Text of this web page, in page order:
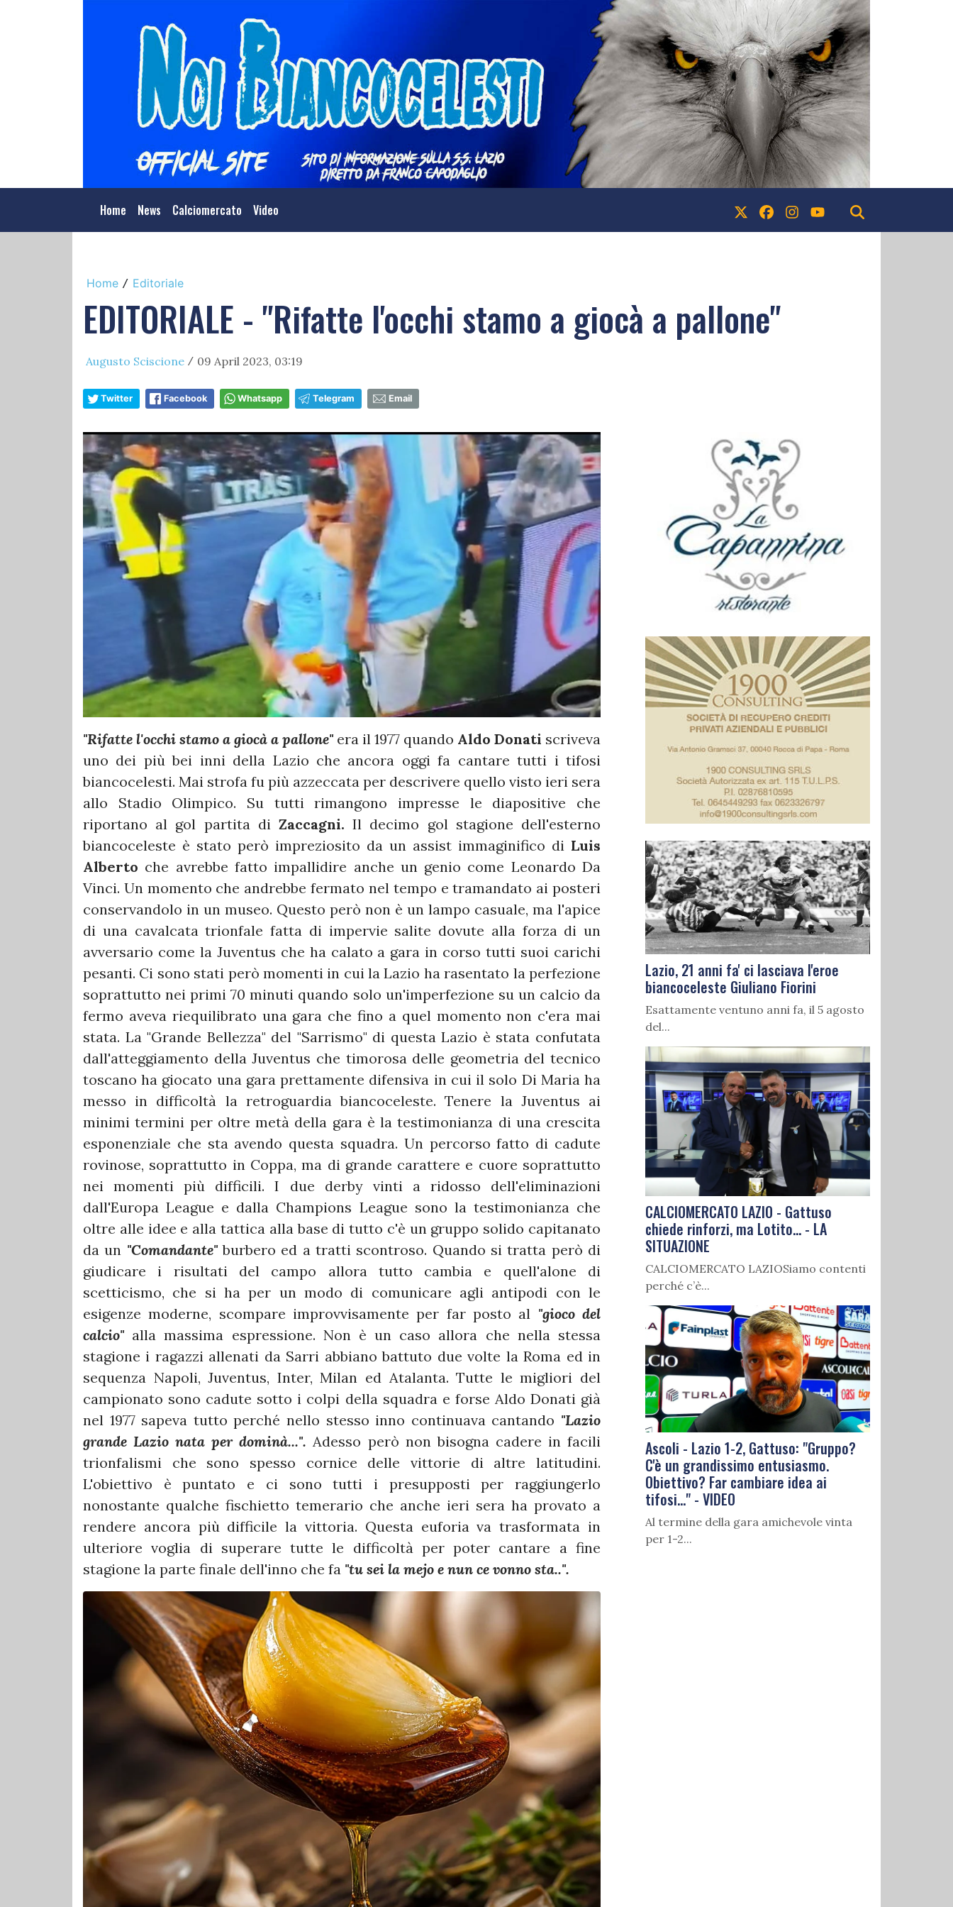
Home News Calciomercato Video
Home / Editoriale
EDITORIALE - "Rifatte l'occhi stamo a giocà a pallone"
Augusto Sciscione / 09 April 2023, 03:19
Twitter Facebook Whatsapp Telegram Email
"Rifatte l'occhi stamo a giocà a pallone" era il 1977 quando Aldo Donati scriveva
uno dei più bei inni della Lazio che ancora oggi fa cantare tutti i tifosi
biancocelesti. Mai strofa fu più azzeccata per descrivere quello visto ieri sera
allo Stadio Olimpico. Su tutti rimangono impresse le diapositive che
riportano al gol partita di Zaccagni. Il decimo gol stagione dell'esterno
biancoceleste è stato però impreziosito da un assist immaginifico di Luis
Alberto che avrebbe fatto impallidire anche un genio come Leonardo Da
Vinci. Un momento che andrebbe fermato nel tempo e tramandato ai posteri
conservandolo in un museo. Questo però non è un lampo casuale, ma l'apice
di una cavalcata trionfale fatta di impervie salite dovute alla forza di un
avversario come la Juventus che ha calato a gara in corso tutti suoi carichi
pesanti. Ci sono stati però momenti in cui la Lazio ha rasentato la perfezione
soprattutto nei primi 70 minuti quando solo un'imperfezione su un calcio da
fermo aveva riequilibrato una gara che fino a quel momento non c'era mai
stata. La "Grande Bellezza" del "Sarrismo" di questa Lazio è stata confutata
dall'atteggiamento della Juventus che timorosa delle geometria del tecnico
toscano ha giocato una gara prettamente difensiva in cui il solo Di Maria ha
messo in difficoltà la retroguardia biancoceleste. Tenere la Juventus ai
minimi termini per oltre metà della gara è la testimonianza di una crescita
esponenziale che sta avendo questa squadra. Un percorso fatto di cadute
rovinose, soprattutto in Coppa, ma di grande carattere e cuore soprattutto
nei momenti più difficili. I due derby vinti a ridosso dell'eliminazioni
dall'Europa League e dalla Champions League sono la testimonianza che
oltre alle idee e alla tattica alla base di tutto c'è un gruppo solido capitanato
da un "Comandante"burbero ed a tratti scontroso. Quando si tratta però di
giudicare i risultati del campo allora tutto cambia e quell'alone di
scetticismo, che si ha per un modo di comunicare agli antipodi con le
esigenze moderne, scompare improvvisamente per far posto al "gioco del
calcio" alla massima espressione. Non è un caso allora che nella stessa
stagione i ragazzi allenati da Sarri abbiano battuto due volte la Roma ed in
sequenza Napoli, Juventus, Inter, Milan ed Atalanta. Tutte le migliori del
campionato sono cadute sotto i colpi della squadra e forse Aldo Donati già
nel 1977 sapeva tutto perché nello stesso inno continuava cantando "Lazio
grande Lazio nata per dominà...". Adesso però non bisogna cadere in facili
trionfalismi che sono spesso cornice delle vittorie di altre latitudini.
L'obiettivo è puntato e ci sono tutti i presupposti per raggiungerlo
nonostante qualche fischietto temerario che anche ieri sera ha provato a
rendere ancora più difficile la vittoria. Questa euforia va trasformata in
ulteriore voglia di superare tutte le difficoltà per poter cantare a fine
stagione la parte finale dell'inno che fa "tu sei la mejo e nun ce vonno sta..".
Lazio, 21 anni fa' ci lasciava l'eroe
biancoceleste Giuliano Fiorini
Esattamente ventuno anni fa, il 5 agosto
del...
CALCIOMERCATO LAZIO - Gattuso
chiede rinforzi, ma Lotito... - LA
SITUAZIONE
CALCIOMERCATO LAZIOSiamo contenti
perché c’è...
Ascoli - Lazio 1-2, Gattuso: "Gruppo?
C'è un grandissimo entusiasmo.
Obiettivo? Far cambiare idea ai
tifosi..." - VIDEO
Al termine della gara amichevole vinta
per 1-2...